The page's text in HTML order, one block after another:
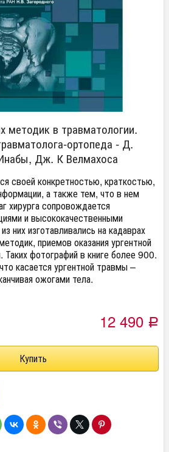
методик в травматологии.
ортопеда - Д.
Дж. К Велмахоса
своей конкретностью, краткостью,
а также тем, что в нем
хирурга сопровождается
и высококачественными
них изготавливались на кадаврах
приемов оказания ургентной
фотографий в книге более 900.
касается ургентной травмы –
ожогами тела.
12 490 Р